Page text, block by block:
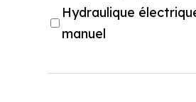
Hydraulique
manuel